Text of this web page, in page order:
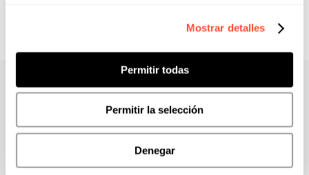
Mostrar detalles
Permitir todas
Permitir la selección
Denegar
El impacto directo en tu negocio
Eficiencia medida en
datos reales